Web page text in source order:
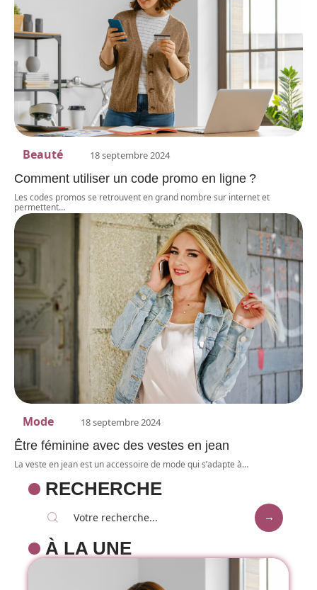
Beauté 18 septembre 2024
Comment utiliser un code promo en ligne ?
Les codes promos se retrouvent en grand nombre sur internet et
permettent…
Mode 18 septembre 2024
Être féminine avec des vestes en jean
La veste en jean est un accessoire de mode qui s’adapte à…
RECHERCHE
À LA UNE